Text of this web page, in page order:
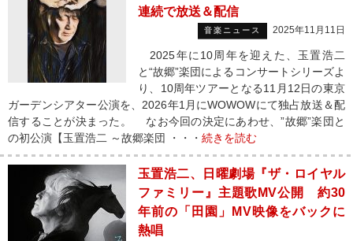
連続で放送＆配信
音楽ニュース 2025年11月11日
2025年に10周年を迎えた、玉置浩二
と“故郷”楽団によるコンサートシリーズよ
り、10周年ツアーとなる11月12日の東京
ガーデンシアター公演を、2026年1月にWOWOWにて独占放送＆配
信することが決まった。 なお今回の決定にあわせ、”故郷”楽団と
の初公演【玉置浩二 ～故郷楽団 ・・・ 続きを読む
玉置浩二、日曜劇場『ザ・ロイヤル
ファミリー』主題歌MV公開 約30
年前の「田園」MV映像をバックに
熱唱